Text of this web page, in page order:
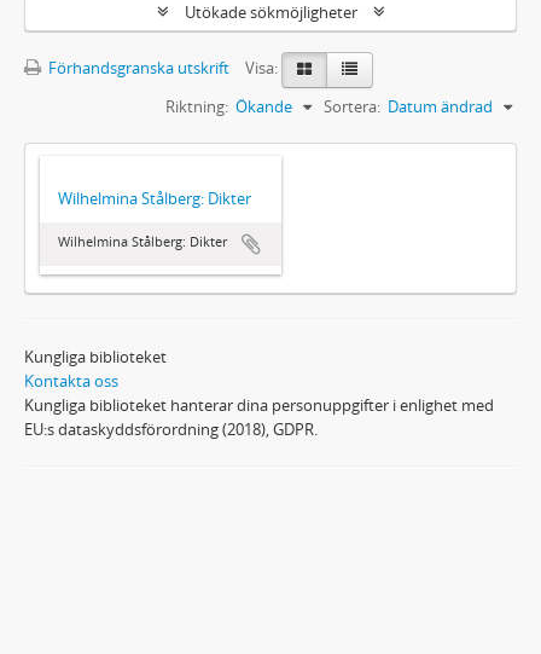
Utökade sökmöjligheter
Förhandsgranska utskrift
Visa:
Sortera: Datum ändrad
Riktning: Ökande
Wilhelmina Stålberg: Dikter
Wilhelmina Stålberg: Dikter
Kungliga biblioteket
Kontakta oss
Kungliga biblioteket hanterar dina personuppgifter i enlighet med
EU:s dataskyddsförordning (2018), GDPR.